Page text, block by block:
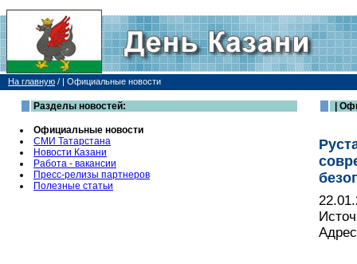
На главную / | Официальные новости
Разделы новостей:
Официальные новости
СМИ Татарстана
Новости Казани
Работа - вакансии
Пресс-релизы партнеров
Полезные статьи
|